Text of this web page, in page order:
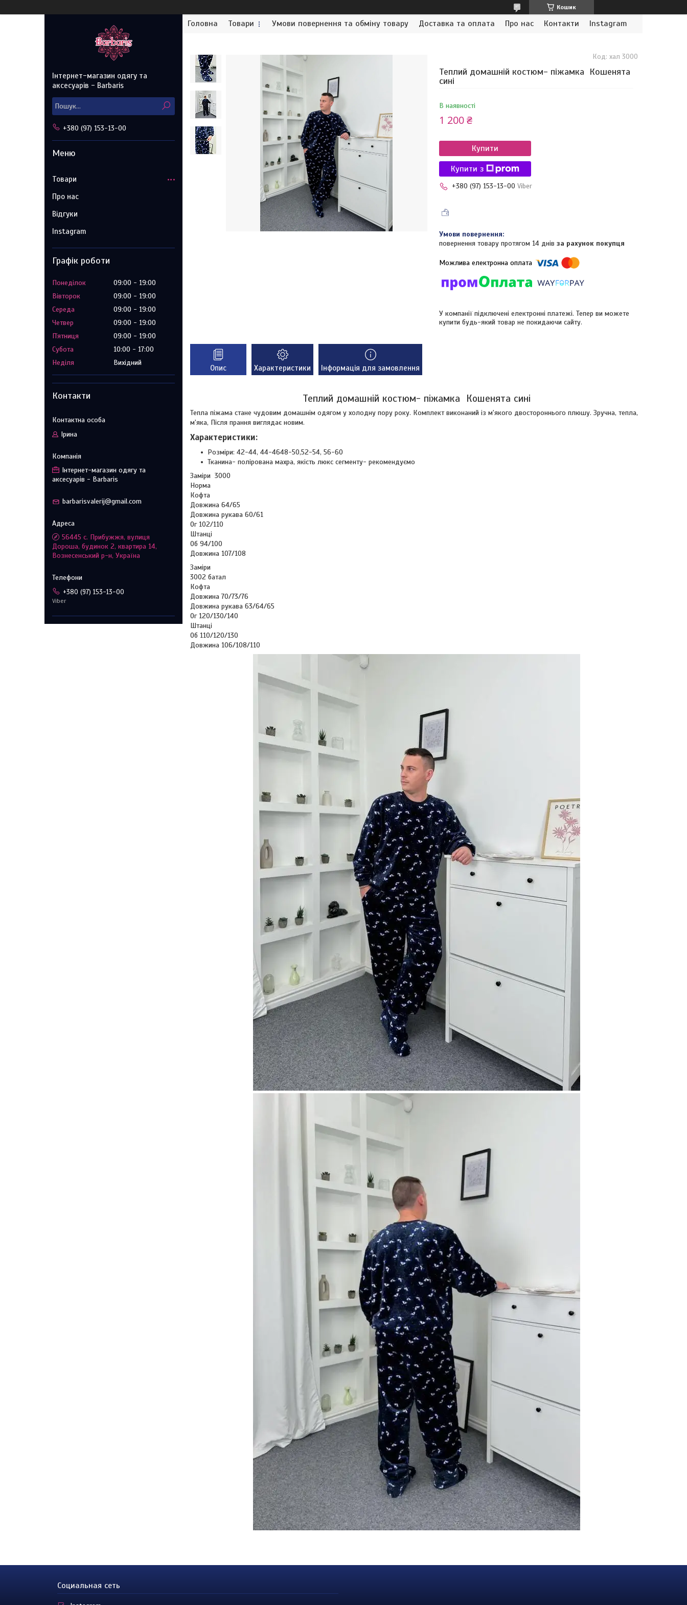
Кошик
Головна Товари Умови повернення та обміну товару Доставка та оплата Про нас Контакти Instagram
Теплий домашній костюм- піжамка Кошенята
сині
В наявності
Код:хал 3000
1 200 ₴
Купити
Купити з
+380 (97) 153-13-00 Viber
повернення товару протягом 14 днів за рахунок покупця
У компанії підключені електронні платежі. Тепер ви можете
купити будь-який товар не покидаючи сайту.
Опис Характеристики Інформація для замовлення
Теплий домашній костюм- піжамка Кошенята сині
Тепла піжама стане чудовим домашнім одягом у холодну пору року. Комплект виконаний із м'якого двостороннього плюшу. Зручна, тепла,
м'яка, Після прання виглядає новим.
Характеристики:
Розміри: 42-44, 44-4648-50,52-54, 56-60
Тканина- полірована махра, якість люкс сегменту- рекомендуємо
Заміри 3000
Норма
Кофта
Довжина 64/65
Довжина рукава 60/61
Ог 102/110
Штанці
Об 94/100
Довжина 107/108
Заміри
3002 батал
Кофта
Довжина 70/73/76
Довжина рукава 63/64/65
Ог 120/130/140
Штанці
Об 110/120/130
Довжина 106/108/110
Інтернет-магазин одягу та
аксесуарів - Barbaris
+380 (97) 153-13-00
Товари
Про нас
Відгуки
Instagram
Графік роботи
Понеділок 09:00
19:00
Вівторок
09:00
19:00
Середа
09:00
19:00
Четвер
09:00
19:00
Пʼятниця
09:00
19:00
Субота
10:00
17:00
Неділя
Вихідний
Контакти
Ірина
Інтернет-магазин одягу та
аксесуарів - Barbaris
barbarisvalerij@gmail.com
56445 с. Прибужжя, вулиця
Дороша, будинок 2, квартира 14,
Вознесенський р-н, Україна
+380 (97) 153-13-00
Viber
Социальная сеть